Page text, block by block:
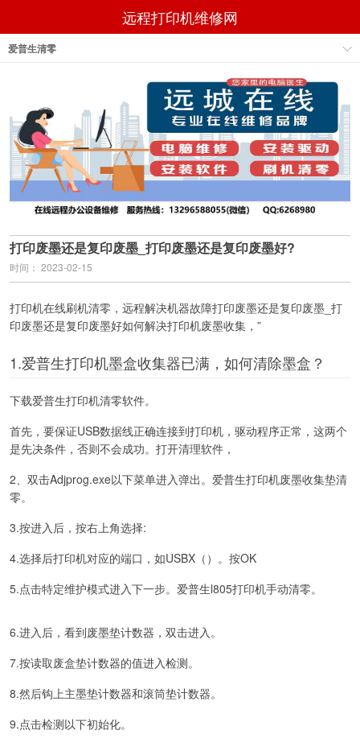
远程打印机维修网
爱普生清零
打印废墨还是复印废墨_打印废墨还是复印废墨好?
时间： 2023-02-15
打印机在线刷机清零，远程解决机器故障打印废墨还是复印废墨_打
印废墨还是复印废墨好如何解决打印机废墨收集，”
1.爱普生打印机墨盒收集器已满，如何清除墨盒？
下载爱普生打印机清零软件。
首先，要保证USB数据线正确连接到打印机，驱动程序正常，这两个
是先决条件，否则不会成功。打开清理软件，
2、双击Adjprog.exe以下菜单进入弹出。爱普生打印机废墨收集垫清
零。
3.按进入后，按右上角选择:
4.选择后打印机对应的端口，如USBX（）。按OK
5.点击特定维护模式进入下一步。爱普生l805打印机手动清零。
6.进入后，看到废墨垫计数器，双击进入。
7.按读取废盒垫计数器的值进入检测。
8.然后钩上主墨垫计数器和滚筒垫计数器。
9.点击检测以下初始化。